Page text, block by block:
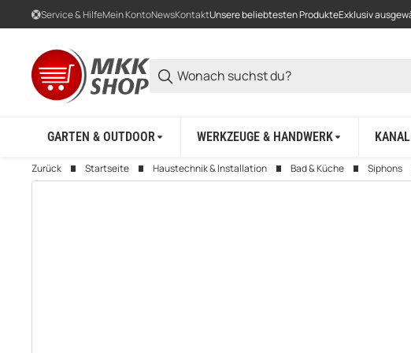
Service & HilfeMein KontoNewsKontaktUnsere beliebtesten ProdukteExklusiv
GARTEN & OUTDOOR WERKZEUGE & HANDWERK
Zurück Startseite Haustechnik & Installation Bad & Küche Siphons